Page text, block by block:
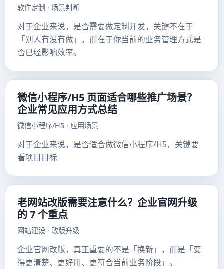
软件定制 · 场景判断
对于企业来说，是否需要做定制开发，关键不在于
「别人有没有做」，而在于你当前的业务管理方式是
否已经影响效率。
微信小程序/H5 页面适合哪些推广场景？
企业常见应用方式总结
微信小程序/H5 · 应用场景
对于企业来说，是否适合做微信小程序/H5，关键要
看项目目标
老网站改版需要注意什么？企业官网升级
的 7 个重点
网站建设 · 改版升级
企业官网改版，真正重要的不是「换新」，而是「变
得更清楚、更好用、更符合当前业务阶段」。